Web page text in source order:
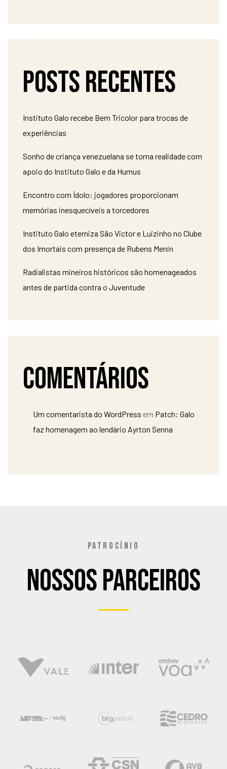
Posts recentes
Instituto Galo recebe Bem Tricolor para trocas de
experiências
Sonho de criança venezuelana se torna realidade com
apoio do Instituto Galo e da Humus
Encontro com Ídolo: jogadores proporcionam
memórias inesquecíveis a torcedores
Instituto Galo eterniza São Victor e Luizinho no Clube
dos Imortais com presença de Rubens Menin
Radialistas mineiros históricos são homenageados
antes de partida contra o Juventude
Comentários
Um comentarista do WordPress em Patch: Galo
faz homenagem ao lendário Ayrton Senna
PATROCÍNIO
Nossos Parceiros